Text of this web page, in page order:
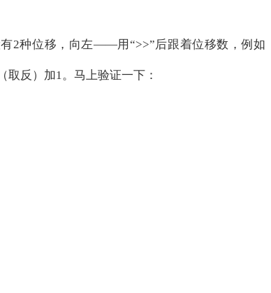
2种位移，向左——用“>>”后跟着位移数，例如
反）加1。马上验证一下：